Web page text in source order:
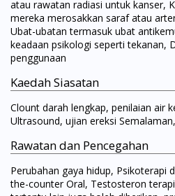
atau rawatan radiasi untuk kanser,
mereka merosakkan saraf atau
Ubat-ubatan termasuk ubat
keadaan psikologi seperti tekanan,
penggunaan
Kaedah Siasatan
Clount darah lengkap, penilaian air
Ultrasound, ujian ereksi
Rawatan dan Pencegahan
Perubahan gaya hidup, Psikoterapi
the-counter Oral, Testosteron